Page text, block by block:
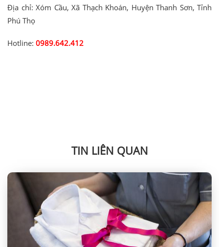
Địa chỉ: Xóm Cầu, Xã Thạch Khoán, Huyện Thanh Sơn, Tỉnh
Phú Thọ
Hotline: 0989.642.412
TIN LIÊN QUAN